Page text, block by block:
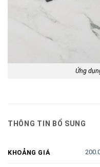
Ứng
THÔNG TIN BỔ SUNG
KHOẢNG GIÁ